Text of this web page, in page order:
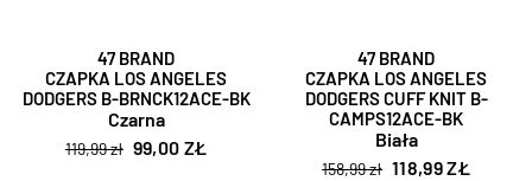
47 BRAND
CZAPKA LOS ANGELES
DODGERS B-BRNCK12ACE-BK
Czarna
119,99 zł 99,00 ZŁ
47 BRAND
CZAPKA LOS ANGELES
DODGERS CUFF KNIT B-
CAMPS12ACE-BK
Biała
158,99 zł 118,99 ZŁ